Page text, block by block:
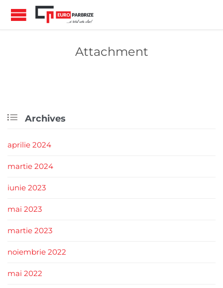
Attachment
 Archives
aprilie 2024
martie 2024
iunie 2023
mai 2023
martie 2023
noiembrie 2022
mai 2022